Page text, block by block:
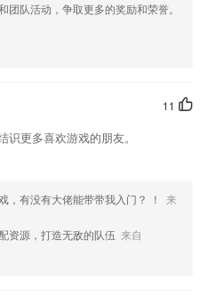
团队活动，争取更多的奖励和荣誉。
11
更多喜欢游戏的朋友。
，有没有大佬能带带我入门？ ！
来
资源，打造无敌的队伍 来自